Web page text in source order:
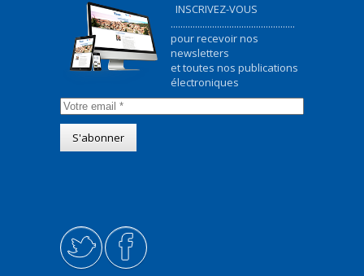
INSCRIVEZ-VOUS
...................................................
pour recevoir nos
newsletters
et toutes nos publications
électroniques